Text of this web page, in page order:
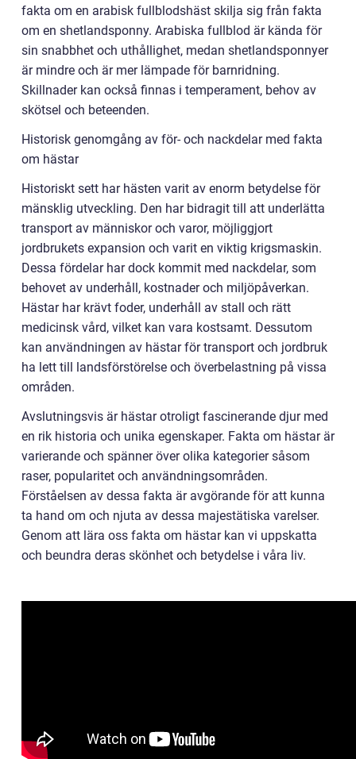
fakta om en arabisk fullblodshäst skilja sig från fakta
om en shetlandsponny. Arabiska fullblod är kända för
sin snabbhet och uthållighet, medan shetlandsponnyer
är mindre och är mer lämpade för barnridning.
Skillnader kan också finnas i temperament, behov av
skötsel och beteenden.
Historisk genomgång av för- och nackdelar med fakta
om hästar
Historiskt sett har hästen varit av enorm betydelse för
mänsklig utveckling. Den har bidragit till att underlätta
transport av människor och varor, möjliggjort
jordbrukets expansion och varit en viktig krigsmaskin.
Dessa fördelar har dock kommit med nackdelar, som
behovet av underhåll, kostnader och miljöpåverkan.
Hästar har krävt foder, underhåll av stall och rätt
medicinsk vård, vilket kan vara kostsamt. Dessutom
kan användningen av hästar för transport och jordbruk
ha lett till landsförstörelse och överbelastning på vissa
områden.
Avslutningsvis är hästar otroligt fascinerande djur med
en rik historia och unika egenskaper. Fakta om hästar är
varierande och spänner över olika kategorier såsom
raser, popularitet och användningsområden.
Förståelsen av dessa fakta är avgörande för att kunna
ta hand om och njuta av dessa majestätiska varelser.
Genom att lära oss fakta om hästar kan vi uppskatta
och beundra deras skönhet och betydelse i våra liv.